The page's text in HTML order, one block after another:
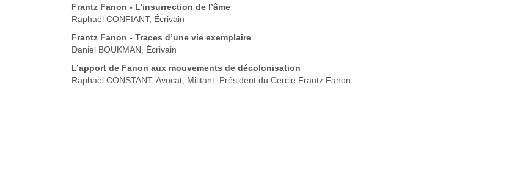
Frantz Fanon - L’insurrection de l’âme
Raphaël CONFIANT, Écrivain
Frantz Fanon - Traces d’une vie exemplaire
Daniel BOUKMAN, Écrivain
L’apport de Fanon aux mouvements de décolonisation
Raphaël CONSTANT, Avocat, Militant, Président du Cercle Frantz Fanon